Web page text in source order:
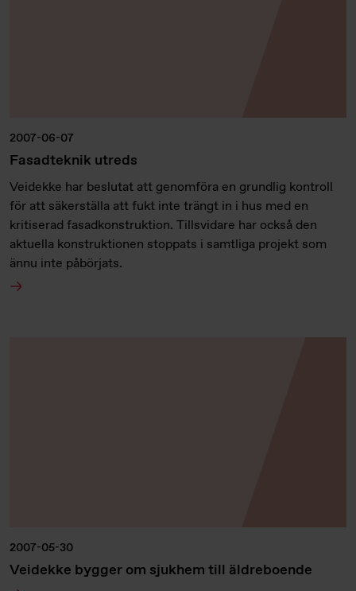
2007-06-07
Fasadteknik utreds
Veidekke har beslutat att genomföra en grundlig kontroll
för att säkerställa att fukt inte trängt in i hus med en
kritiserad fasadkonstruktion. Tillsvidare har också den
aktuella konstruktionen stoppats i samtliga projekt som
ännu inte påbörjats.
2007-05-30
Veidekke bygger om sjukhem till äldreboende